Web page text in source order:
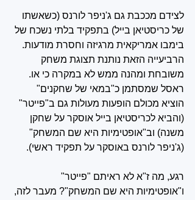
לצידם מככבת גם ג'ניפר לורנס (כשאשתו
של כריסטיאן בייל) בתפקיד בלתי נשכח של
בימבו אמריקאית מרגיזה וחסרת מודעות.
הרביעייה הזאת נותנת תצוגת משחק
משובחת ומהנה ממש לא במקרה כי או.
ראסל שמסתמן כ"במאי של שחקנים"
הוציא מכולם הופעות מעולות גם ב"פייטר"
(והביא לכריסטיאן בייל אוסקר על שחקן
משנה) וב"אופטימיות היא שם המשחק"
(ג'ניפר לורנס באוסקר על תפקיד ראשי).
רגע, מה ז"א לא ראיתם "פייטר"
ו"אופטימיות היא שם המשחק"? מעבר לזה,